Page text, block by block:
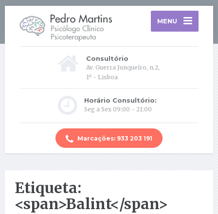
MENU
Consultório
Av. Guerra Junqueiro, n.2,
1º - Lisboa
Horário Consultório:
Seg a Sex 09:00 - 21:00
Marcações: 933 203 191
Etiqueta:
<span>Balint</span>